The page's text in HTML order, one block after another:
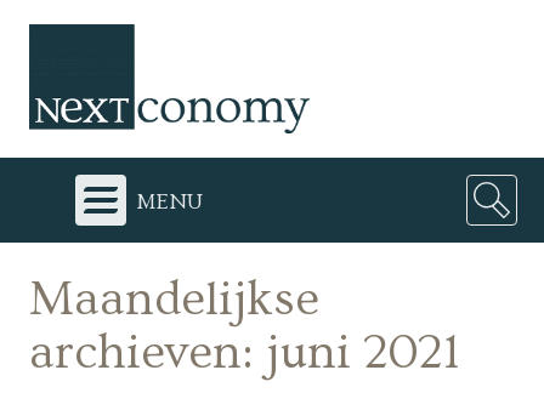
menu
Maandelijkse
archieven: juni 2021